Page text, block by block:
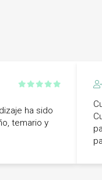
ha sido
temario y